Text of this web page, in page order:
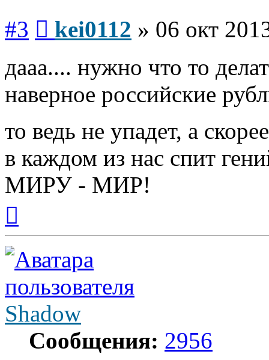
#3 kei0112 » 06 окт
дааа.... нужно что то
наверное российские
то ведь не упадет, а
в каждом из нас спит
МИРУ - МИР!
началу
Shadow
Сообщения: 2956